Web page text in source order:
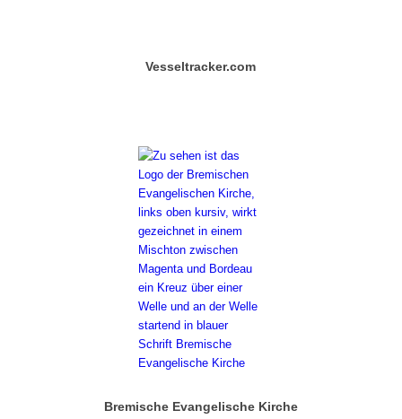
Vesseltracker.com
Bremische Evangelische Kirche